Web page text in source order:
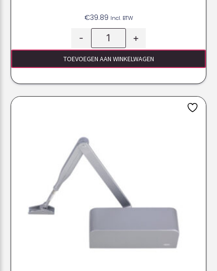
€39.89 Incl. BTW
- +
TOEVOEGEN AAN WINKELWAGEN